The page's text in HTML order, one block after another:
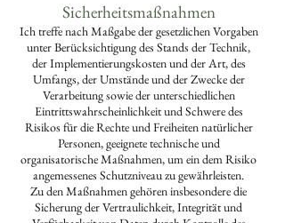
Sicherheitsmaßnahmen
Ich treffe nach Maßgabe der gesetzlichen Vorgaben
unter Berücksichtigung des Stands der Technik,
der Implementierungskosten und der Art, des
Umfangs, der Umstände und der Zwecke der
Verarbeitung sowie der unterschiedlichen
Eintrittswahrscheinlichkeit und Schwere des
Risikos für die Rechte und Freiheiten natürlicher
Personen, geeignete technische und
organisatorische Maßnahmen, um ein dem Risiko
angemessenes Schutzniveau zu gewährleisten.
Zu den Maßnahmen gehören insbesondere die
Sicherung der Vertraulichkeit, Integrität und